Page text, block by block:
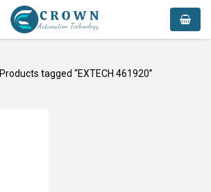
Products tagged “EXTECH 461920”